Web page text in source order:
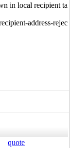
in local recipient ta
address-rejec
quote